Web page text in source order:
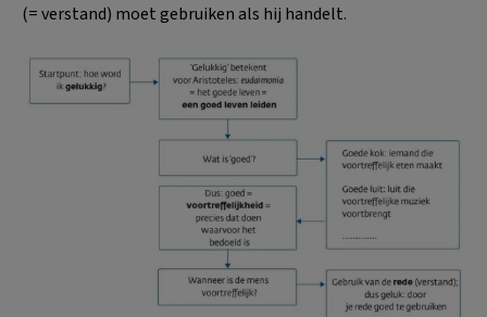
(= verstand) moet gebruiken als hij handelt.